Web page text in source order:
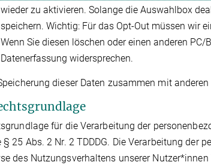
wieder zu aktivieren. Solange die Auswahlbox
speichern. Wichtig: Für das Opt-Out müssen wir
Wenn Sie diesen löschen oder einen anderen
Datenerfassung widersprechen.
dieser Daten zusammen mit
für die Verarbeitung der
§ 25 Abs. 2 Nr. 2 TDDDG. Die Verarbeitung der
des Nutzungsverhaltens unserer